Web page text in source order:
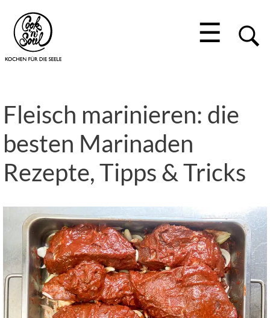
☰
Fleisch marinieren: die
besten Marinaden
Rezepte, Tipps & Tricks